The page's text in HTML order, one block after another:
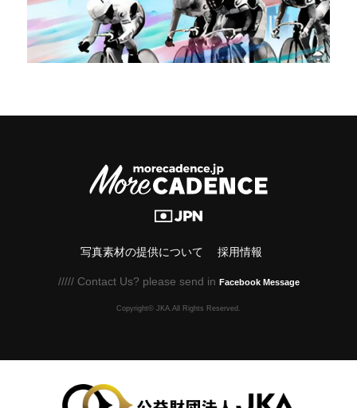
写真素材の提供について 採用情報
///// Contact Us? please send in Facebook Message
Copyright© JKA.All Rights Reserved.